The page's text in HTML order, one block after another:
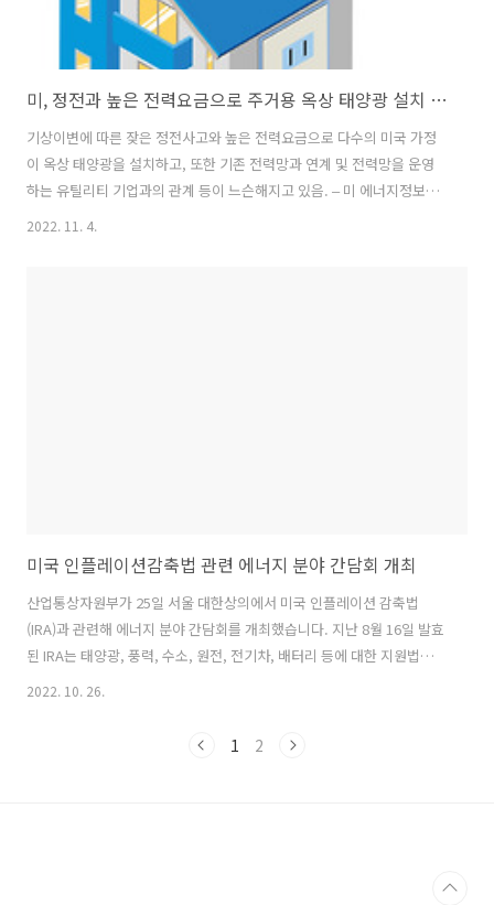
미, 정전과 높은 전력요금으로 주거용 옥상 태양광 설치 증가세
기상이변에 따른 잦은 정전사고와 높은 전력요금으로 다수의 미국 가정
이 옥상 태양광을 설치하고, 또한 기존 전력망과 연계 및 전력망을 운영
하는 유틸리티 기업과의 관계 등이 느슨해지고 있음. ‒ 미 에너지정보청
2022. 11. 4.
미국 인플레이션감축법 관련 에너지 분야 간담회 개최
산업통상자원부가 25일 서울 대한상의에서 미국 인플레이션 감축법
(IRA)과 관련해 에너지 분야 간담회를 개최했습니다. 지난 8월 16일 발효
된 IRA는 태양광, 풍력, 수소, 원전, 전기차, 배터리 등에 대한 지원법으
로, 미국 재무부는 이들 6개 분야에 한해 IRA 이행 세부 하위규정
중입니다. 이를 통해 청정에너지 발전세액공제, 투자세액공제, 제조세액
2022. 10. 26.
1 2